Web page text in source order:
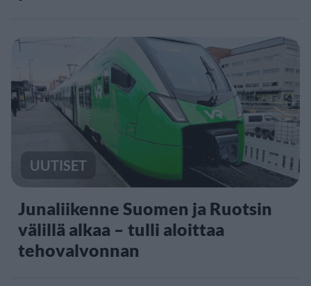
UUTISET
Junaliikenne Suomen ja Ruotsin
välillä alkaa – tulli aloittaa
tehovalvonnan